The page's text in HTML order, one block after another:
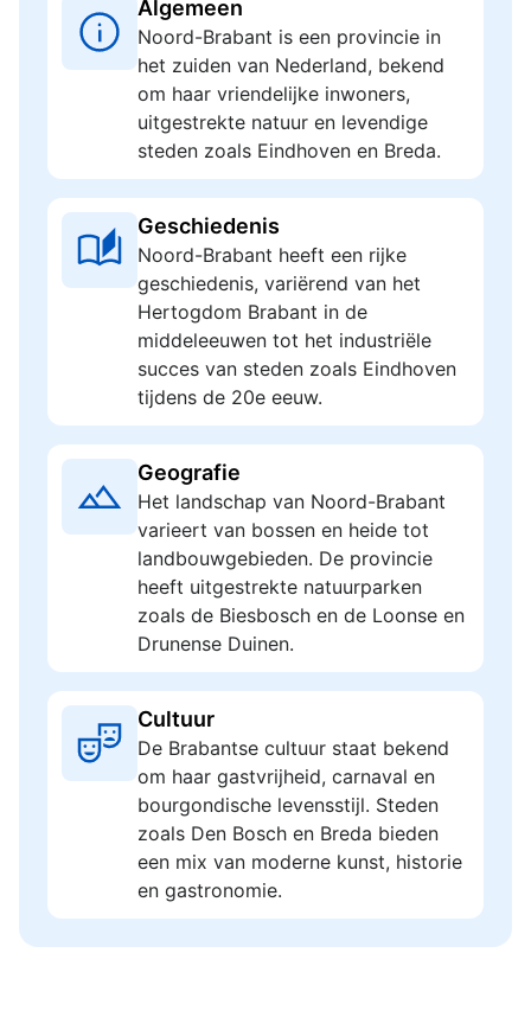
Algemeen
Noord-Brabant is een provincie in
het zuiden van Nederland, bekend
om haar vriendelijke inwoners,
uitgestrekte natuur en levendige
steden zoals Eindhoven en Breda.
Geschiedenis
Noord-Brabant heeft een rijke
geschiedenis, variërend van het
Hertogdom Brabant in de
middeleeuwen tot het industriële
succes van steden zoals Eindhoven
tijdens de 20e eeuw.
Geografie
Het landschap van Noord-Brabant
varieert van bossen en heide tot
landbouwgebieden. De provincie
heeft uitgestrekte natuurparken
zoals de Biesbosch en de Loonse en
Drunense Duinen.
Cultuur
De Brabantse cultuur staat bekend
om haar gastvrijheid, carnaval en
bourgondische levensstijl. Steden
zoals Den Bosch en Breda bieden
een mix van moderne kunst, historie
en gastronomie.